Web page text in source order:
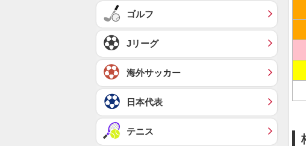
ゴルフ
Jリーグ
海外サッカー
日本代表
テニス